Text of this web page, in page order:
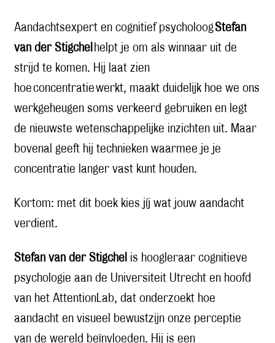
Aandachtsexpert en cognitief psycholoogStefan
van der Stigchel helpt je om als winnaar uit de
strijd te komen. Hij laat zien
hoe concentratie werkt, maakt duidelijk hoe we ons
werkgeheugen soms verkeerd gebruiken en legt
de nieuwste wetenschappelijke inzichten uit. Maar
bovenal geeft hij technieken waarmee je je
concentratie langer vast kunt houden.
Kortom: met dit boek kies jíj wat jouw aandacht
verdient.
Stefan van der Stigchel is hoogleraar cognitieve
psychologie aan de Universiteit Utrecht en hoofd
van het AttentionLab, dat onderzoekt hoe
aandacht en visueel bewustzijn onze perceptie
van de wereld beïnvloeden. Hij is een